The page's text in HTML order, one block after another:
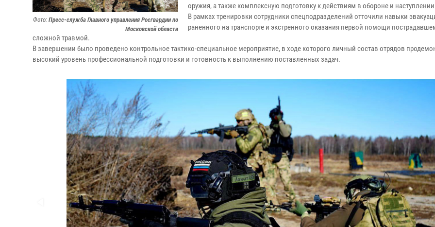
Фото: Пресс-служба Главного управления Росгвардии по
Московской области
оружия, а также комплексную подготовку к действиям в обороне и
В рамках тренировки сотрудники спецподразделений отточили навыки
раненного на транспорте и экстренного оказания первой помощи
сложной травмой.
В завершении было проведено контрольное тактико-специальное мероприятие, в ходе которого личный состав отрядов
высокий уровень профессиональной подготовки и готовность к выполнению поставленных задач.